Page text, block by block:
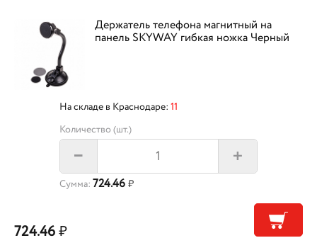
Держатель телефона магнитный на
панель SKYWAY гибкая ножка Черный
На складе в Краснодаре: 11
Количество (шт.)
– +
Сумма: 724.46 ₽
724.46₽